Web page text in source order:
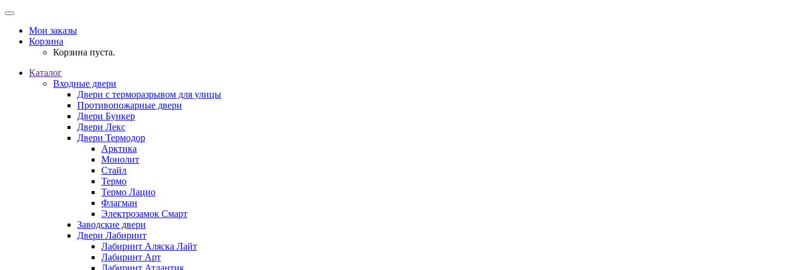
Мои заказы
Корзина
Корзина пуста.
Каталог
Входные двери
Двери с терморазрывом для улицы
Противопожарные двери
Двери Бункер
Двери Лекс
Двери Термодор
Арктика
Монолит
Стайл
Термо
Термо Лацио
Флагман
Электрозамок Смарт
Заводские двери
Двери Лабиринт
Лабиринт Аляска Лайт
Лабиринт Арт
Лабиринт Атлантик